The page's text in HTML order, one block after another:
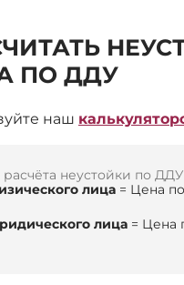
ПО ДДУ
наш
неустойки по
лица = Цена
лица = Цена